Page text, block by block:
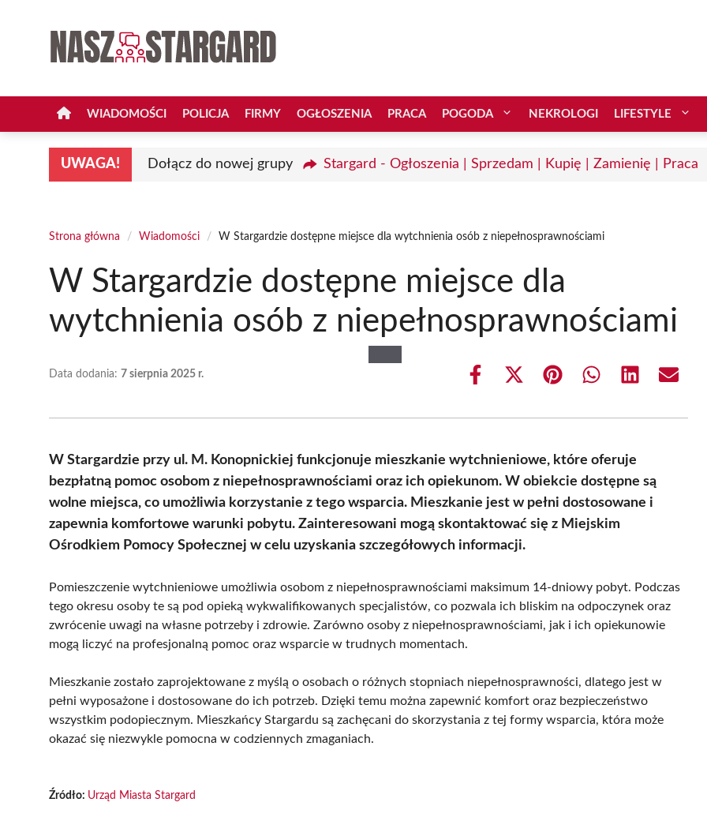
WIADOMOŚCI POLICJA FIRMY OGŁOSZENIA PRACA POGODA NEKROLOGI LIFESTYLE
UWAGA! Dołącz do nowej grupy Stargard - Ogłoszenia | Sprzedam | Kupię | Zamienię | Praca
Strona główna / Wiadomości / W Stargardzie dostępne miejsce dla wytchnienia osób z niepełnosprawnościami
W Stargardzie dostępne miejsce dla
wytchnienia osób z niepełnosprawnościami
Data dodania: 7 sierpnia 2025 r.
Share
Share
(Twitter)
Share Share Share Share
W Stargardzie przy ul. M. Konopnickiej funkcjonuje mieszkanie wytchnieniowe, które oferuje
bezpłatną pomoc osobom z niepełnosprawnościami oraz ich opiekunom. W obiekcie dostępne są
wolne miejsca, co umożliwia korzystanie z tego wsparcia. Mieszkanie jest w pełni dostosowane i
zapewnia komfortowe warunki pobytu. Zainteresowani mogą skontaktować się z Miejskim
Ośrodkiem Pomocy Społecznej w celu uzyskania szczegółowych informacji.
Pomieszczenie wytchnieniowe umożliwia osobom z niepełnosprawnościami maksimum 14-dniowy pobyt. Podczas
tego okresu osoby te są pod opieką wykwalifikowanych specjalistów, co pozwala ich bliskim na odpoczynek oraz
zwrócenie uwagi na własne potrzeby i zdrowie. Zarówno osoby z niepełnosprawnościami, jak i ich opiekunowie
mogą liczyć na profesjonalną pomoc oraz wsparcie w trudnych momentach.
Mieszkanie zostało zaprojektowane z myślą o osobach o różnych stopniach niepełnosprawności, dlatego jest w
pełni wyposażone i dostosowane do ich potrzeb. Dzięki temu można zapewnić komfort oraz bezpieczeństwo
wszystkim podopiecznym. Mieszkańcy Stargardu są zachęcani do skorzystania z tej formy wsparcia, która może
okazać się niezwykle pomocna w codziennych zmaganiach.
Źródło: Urząd Miasta Stargard